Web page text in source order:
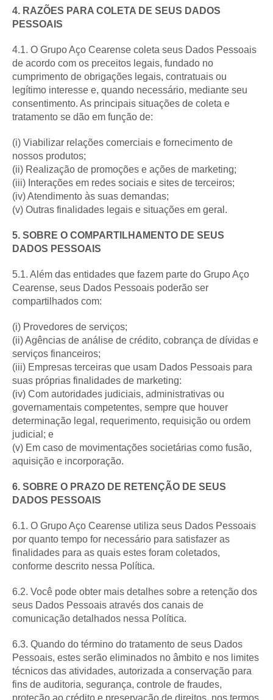
4. RAZÕES PARA COLETA DE SEUS DADOS
PESSOAIS
4.1. O Grupo Aço Cearense coleta seus Dados Pessoais
de acordo com os preceitos legais, fundado no
cumprimento de obrigações legais, contratuais ou
legítimo interesse e, quando necessário, mediante seu
consentimento. As principais situações de coleta e
tratamento se dão em função de:
(i) Viabilizar relações comerciais e fornecimento de
nossos produtos;
(ii) Realização de promoções e ações de marketing;
(iii) Interações em redes sociais e sites de terceiros;
(iv) Atendimento às suas demandas;
(v) Outras finalidades legais e situações em geral.
5. SOBRE O COMPARTILHAMENTO DE SEUS
DADOS PESSOAIS
5.1. Além das entidades que fazem parte do Grupo Aço
Cearense, seus Dados Pessoais poderão ser
compartilhados com:
(i) Provedores de serviços;
(ii) Agências de análise de crédito, cobrança de dívidas e
serviços financeiros;
(iii) Empresas terceiras que usam Dados Pessoais para
suas próprias finalidades de marketing:
(iv) Com autoridades judiciais, administrativas ou
governamentais competentes, sempre que houver
determinação legal, requerimento, requisição ou ordem
judicial; e
(v) Em caso de movimentações societárias como fusão,
aquisição e incorporação.
6. SOBRE O PRAZO DE RETENÇÃO DE SEUS
DADOS PESSOAIS
6.1. O Grupo Aço Cearense utiliza seus Dados Pessoais
por quanto tempo for necessário para satisfazer as
finalidades para as quais estes foram coletados,
conforme descrito nessa Política.
6.2. Você pode obter mais detalhes sobre a retenção dos
seus Dados Pessoais através dos canais de
comunicação detalhados nessa Política.
6.3. Quando do término do tratamento de seus Dados
Pessoais, estes serão eliminados no âmbito e nos limites
técnicos das atividades, autorizada a conservação para
fins de auditoria, segurança, controle de fraudes,
proteção ao crédito e preservação de direitos, nos termos